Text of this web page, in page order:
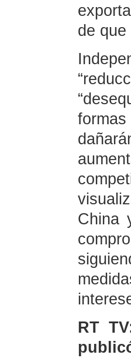
de que
China
RT